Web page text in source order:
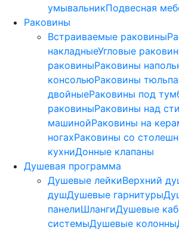
умывальникПодвесная
Раковины
Встраиваемые раковины
накладныеУгловые
раковиныРаковины
консольюРаковины
двойныеРаковины под
раковиныРаковины над
машинойРаковины на
ногахРаковины со
кухниДонные клапаны
Душевая программа
Душевые лейкиВерхний
душДушевые гарнитуры
панелиШлангиДушевые
системыДушевые колонны